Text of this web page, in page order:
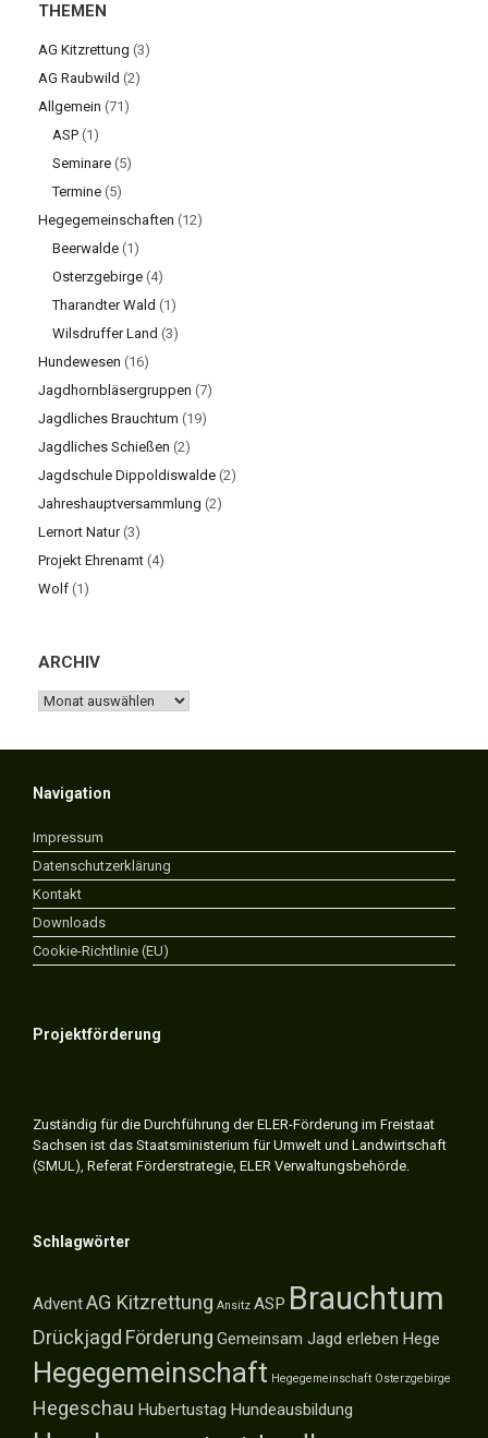
THEMEN
AG Kitzrettung (3)
AG Raubwild (2)
Allgemein (71)
ASP (1)
Seminare (5)
Termine (5)
Hegegemeinschaften (12)
Beerwalde (1)
Osterzgebirge (4)
Tharandter Wald (1)
Wilsdruffer Land (3)
Hundewesen (16)
Jagdhornbläsergruppen (7)
Jagdliches Brauchtum (19)
Jagdliches Schießen (2)
Jagdschule Dippoldiswalde (2)
Jahreshauptversammlung (2)
Lernort Natur(3)
Projekt Ehrenamt (4)
Wolf (1)
ARCHIV
ARCHIV
Navigation
Impressum
Datenschutzerklärung
Kontakt
Downloads
Cookie-Richtlinie (EU)
Projektförderung
Zuständig für die Durchführung der ELER-Förderung im Freistaat
Sachsen ist das Staatsministerium für Umwelt und Landwirtschaft
(SMUL), Referat Förderstrategie, ELER Verwaltungsbehörde.
Schlagwörter
AdventAG Kitzrettung Ansitz ASP Brauchtum
Drückjagd Förderung Gemeinsam Jagd erleben Hege
Hegegemeinschaft Hegegemeinschaft Osterzgebirge
Hegeschau Hubertustag Hundeausbildung